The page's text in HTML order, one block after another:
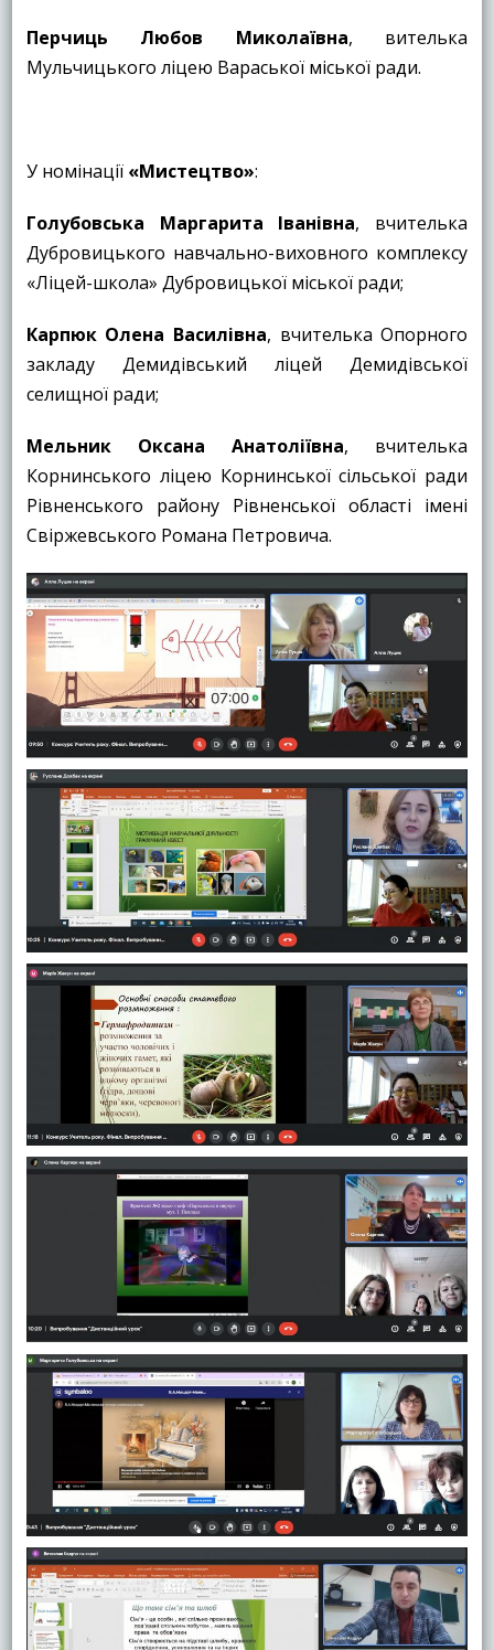
Перчиць Любов Миколаївна, вителька
Мульчицького ліцею Вараської міської ради.
У номінації «Мистецтво»:
Голубовська Маргарита Іванівна, вчителька
Дубровицького навчально-виховного комплексу
«Ліцей-школа» Дубровицької міської ради;
Карпюк Олена Василівна, вчителька Опорного
закладу Демидівський ліцей Демидівської
селищної ради;
Мельник Оксана Анатоліївна, вчителька
Корнинського ліцею Корнинської сільської ради
Рівненського району Рівненської області імені
Свіржевського Романа Петровича.